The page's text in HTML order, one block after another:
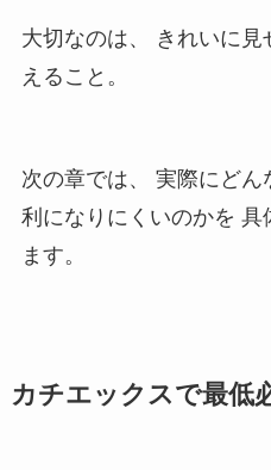
大切なのは、 きれいに
えること。
次の章では、 実際にど
利になりにくいのかを 具
ます。
カチエックスで最低